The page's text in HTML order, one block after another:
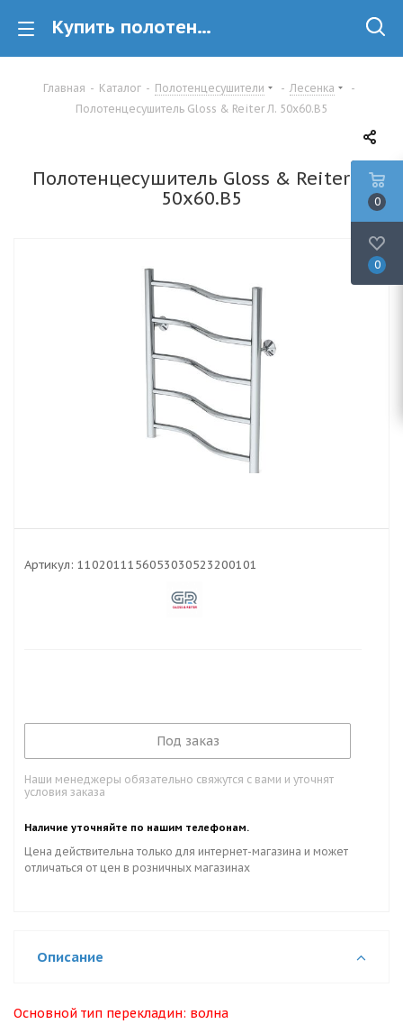
Купить полотенцесушитель лесенка Gloss & Reiter Gloss & Reiter Л. 50х60.В5 в Минске
Главная - Каталог - Полотенцесушители - Лесенка
-
Полотенцесушитель Gloss & Reiter Л. 50х60.В5
Полотенцесушитель Gloss & Reiter Л.
50х60.В5
Артикул: 1102011156053030523200101
Под заказ
Наши менеджеры обязательно свяжутся с вами и уточнят
условия заказа
Наличие уточняйте по нашим телефонам.
Цена действительна только для интернет-магазина и может
отличаться от цен в розничных магазинах
Описание
Основной тип перекладин: волна
0
0